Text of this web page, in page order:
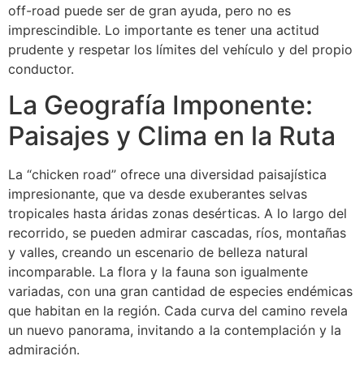
off-road puede ser de gran ayuda, pero no es
imprescindible. Lo importante es tener una actitud
prudente y respetar los límites del vehículo y del propio
conductor.
La Geografía Imponente:
Paisajes y Clima en la Ruta
La “chicken road” ofrece una diversidad paisajística
impresionante, que va desde exuberantes selvas
tropicales hasta áridas zonas desérticas. A lo largo del
recorrido, se pueden admirar cascadas, ríos, montañas
y valles, creando un escenario de belleza natural
incomparable. La flora y la fauna son igualmente
variadas, con una gran cantidad de especies endémicas
que habitan en la región. Cada curva del camino revela
un nuevo panorama, invitando a la contemplación y la
admiración.